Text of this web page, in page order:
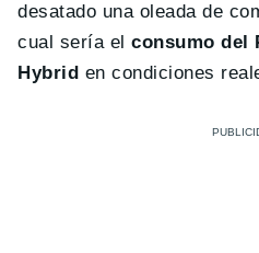
desatado una oleada de
cual sería elconsumo del
Hybrid en condiciones